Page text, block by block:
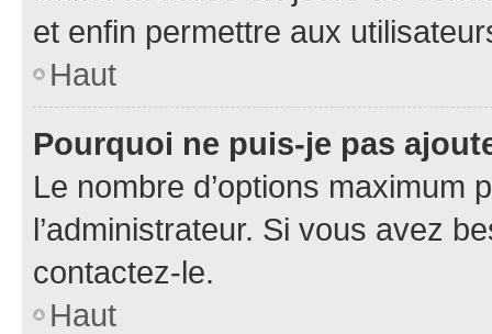
et enfin permettre aux
Haut
Pourquoi ne puis-je pas
Le nombre d’options maximum
l’administrateur. Si vous avez
contactez-le.
Haut